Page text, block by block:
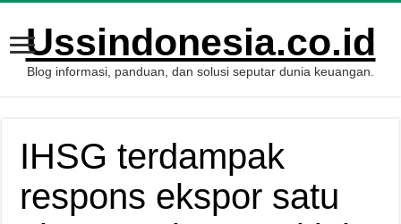
Ussindonesia.co.id
Blog informasi, panduan, dan solusi seputar dunia keuangan.
IHSG terdampak
respons ekspor satu